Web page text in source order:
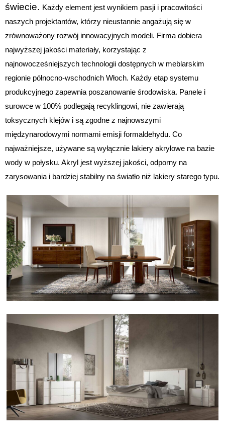
świecie. Każdy element jest wynikiem pasji i pracowitości
naszych projektantów, którzy nieustannie angażują się w
zrównoważony rozwój innowacyjnych modeli. Firma dobiera
najwyższej jakości materiały, korzystając z
najnowocześniejszych technologii dostępnych w meblarskim
regionie północno-wschodnich Włoch. Każdy etap systemu
produkcyjnego zapewnia poszanowanie środowiska. Panele i
surowce w 100% podlegają recyklingowi, nie zawierają
toksycznych klejów i są zgodne z najnowszymi
międzynarodowymi normami emisji formaldehydu. Co
najważniejsze, używane są wyłącznie lakiery akrylowe na bazie
wody w połysku. Akryl jest wyższej jakości, odporny na
zarysowania i bardziej stabilny na światło niż lakiery starego typu.